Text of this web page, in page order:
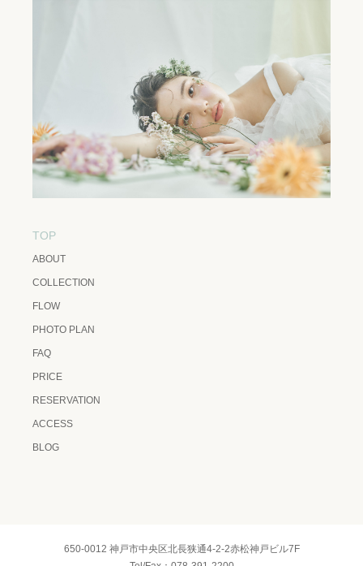
TOP
ABOUT
COLLECTION
FLOW
PHOTO PLAN
FAQ
PRICE
RESERVATION
ACCESS
BLOG
650-0012 神戸市中央区北長狭通4-2-2赤松神戸ビル7F